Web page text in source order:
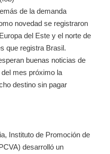
de la demanda
novedad se registraron
del Este y el norte de
que registra Brasil.
buenas noticias de
mes próximo la
destino sin pagar
Instituto de Promoción de
desarrolló un